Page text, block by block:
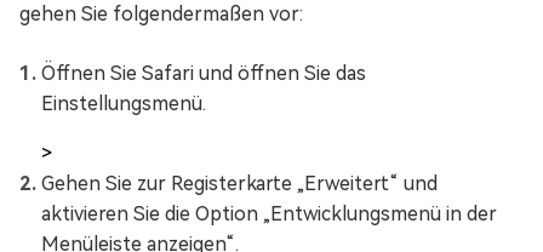
gehen Sie folgendermaßen vor:
Öffnen Sie Safari und öffnen Sie das
Einstellungsmenü.
>
Gehen Sie zur Registerkarte „Erweitert“ und
aktivieren Sie die Option „Entwicklungsmenü in der
Menüleiste anzeigen“.